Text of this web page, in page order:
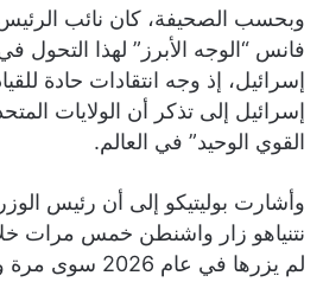
وبحسب الصحيفة، كان نائب
فانس “الوجه الأبرز” لهذا التحول
إسرائيل، إذ وجه انتقادات حادة
إسرائيل إلى تذكر أن الولايات
القوي الوحيد” في العالم.
وأشارت بوليتيكو إلى أن رئيس
لم يزرها في عام 2026 سوى مرة واحدة في فبراير.